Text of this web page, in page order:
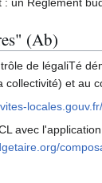
un Règlement
(Ab)
de légaliTé
et au
avec